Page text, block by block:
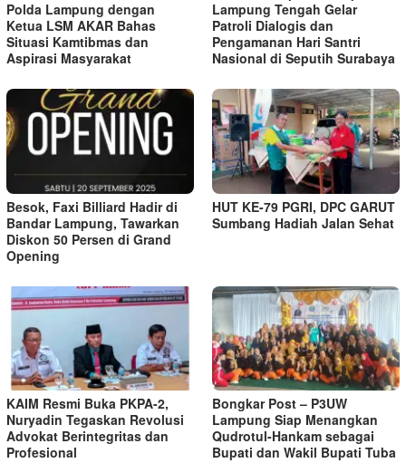
Polda Lampung dengan
Ketua LSM AKAR Bahas
Situasi Kamtibmas dan
Aspirasi Masyarakat
Lampung Tengah Gelar
Patroli Dialogis dan
Pengamanan Hari Santri
Nasional di Seputih Surabaya
Besok, Faxi Billiard Hadir di
Bandar Lampung, Tawarkan
Diskon 50 Persen di Grand
Opening
HUT KE-79 PGRI, DPC GARUT
Sumbang Hadiah Jalan Sehat
KAIM Resmi Buka PKPA-2,
Nuryadin Tegaskan Revolusi
Advokat Berintegritas dan
Profesional
Bongkar Post – P3UW
Lampung Siap Menangkan
Qudrotul-Hankam sebagai
Bupati dan Wakil Bupati Tuba